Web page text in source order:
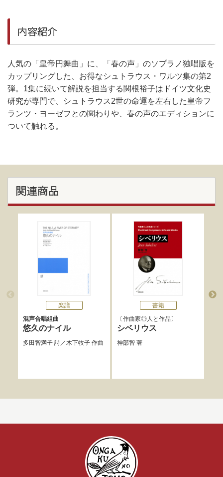
内容紹介
人気の「皇帝円舞曲」に、「春の声」のソプラノ独唱版を
カップリングした、お得なシュトラウス・ワルツ集の第2
弾。1集に続いて解説を担当する関根裕子はドイツ文化史
研究が専門で、シュトラウス2世の命運を左右した皇帝フ
ランツ・ヨーゼフとの関わりや、春の声のエディションに
ついて触れる。
関連商品
楽譜
混声合唱組曲
悠久のナイル
多田智満子詩／木下牧子作曲
書籍
作曲家◎人と作品
シベリウス
神部智著